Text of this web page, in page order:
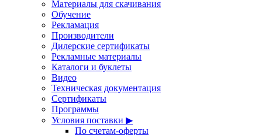
Материалы для скачивания
Обучение
Рекламация
Производители
Дилерские сертификаты
Рекламные материалы
Каталоги и буклеты
Видео
Техническая документация
Сертификаты
Программы
Условия поставки ▶
По счетам-оферты